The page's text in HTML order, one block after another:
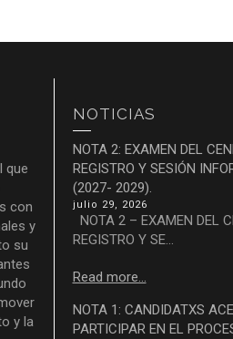
que
con
y
su
y la
NOTICIAS
NOTA 2: EXAMEN DEL
REGISTRO Y SESIÓN
(2027- 2029).
julio 29, 2026
NOTA 2 – EXAMEN DEL
REGISTRO Y SE...
Read more...
NOTA 1: CANDIDATXS
PARTICIPAR EN EL